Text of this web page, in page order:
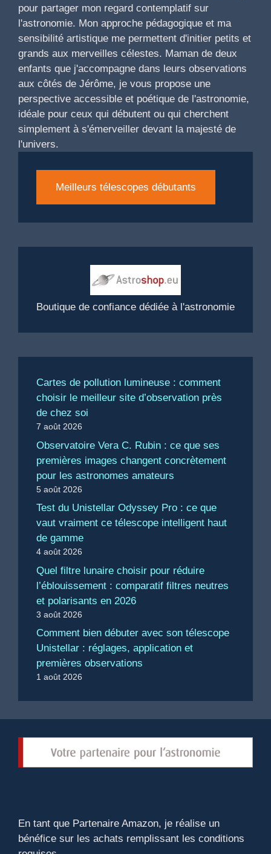
pour partager mon regard contemplatif sur
l'astronomie. Mon approche pédagogique et ma
sensibilité artistique me permettent d'initier petits et
grands aux merveilles célestes. Maman de deux
enfants que j'accompagne dans leurs observations
aux côtés de Jérôme, je vous propose une
perspective accessible et poétique de l'astronomie,
idéale pour ceux qui débutent ou qui cherchent
simplement à s'émerveiller devant la majesté de
l'univers.
Meilleurs télescopes débutants
Boutique de confiance dédiée à l'astronomie
Cartes de pollution lumineuse : comment
choisir le meilleur site d’observation près
de chez soi
7 août 2026
Observatoire Vera C. Rubin : ce que ses
premières images changent concrètement
pour les astronomes amateurs
5 août 2026
Test du Unistellar Odyssey Pro : ce que
vaut vraiment ce télescope intelligent haut
de gamme
4 août 2026
Quel filtre lunaire choisir pour réduire
l’éblouissement : comparatif filtres neutres
et polarisants en 2026
3 août 2026
Comment bien débuter avec son télescope
Unistellar : réglages, application et
premières observations
1 août 2026
En tant que Partenaire Amazon, je réalise un
bénéfice sur les achats remplissant les conditions